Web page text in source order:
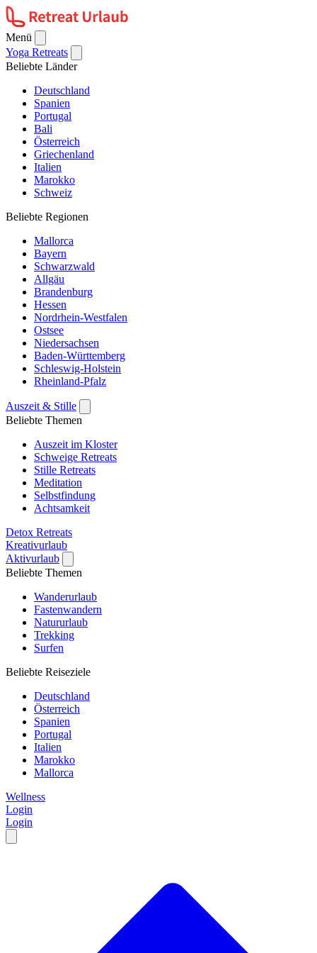
Menü
Yoga Retreats
Beliebte Länder
Deutschland
Spanien
Portugal
Bali
Österreich
Griechenland
Italien
Marokko
Schweiz
Beliebte Regionen
Mallorca
Bayern
Schwarzwald
Allgäu
Brandenburg
Hessen
Nordrhein-Westfalen
Ostsee
Niedersachsen
Baden-Württemberg
Schleswig-Holstein
Rheinland-Pfalz
Auszeit & Stille
Beliebte Themen
Auszeit im Kloster
Schweige Retreats
Stille Retreats
Meditation
Selbstfindung
Achtsamkeit
Detox Retreats
Kreativurlaub
Aktivurlaub
Beliebte Themen
Wanderurlaub
Fastenwandern
Natururlaub
Trekking
Surfen
Beliebte Reiseziele
Deutschland
Österreich
Spanien
Portugal
Italien
Marokko
Mallorca
Wellness
Login
Login